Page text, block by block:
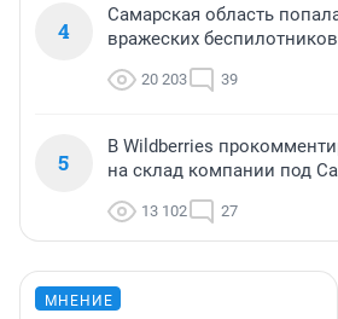
4
Самарская область
вражеских беспилотников
20 203 39
5
В Wildberries
на склад компании под
13 102 27
МНЕНИЕ